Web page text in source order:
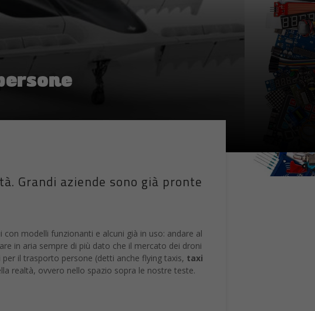
Grandi aziende sono già pronte
modelli funzionanti e alcuni già in uso: andare al
in aria sempre di più dato che il mercato dei droni
il trasporto persone (detti anche flying taxis, taxi
realtà, ovvero nello spazio sopra le nostre teste.